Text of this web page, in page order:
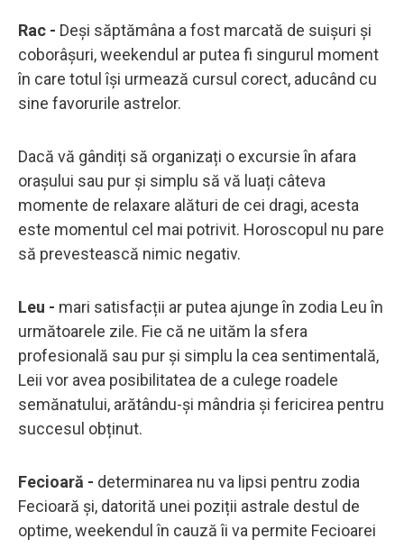
Rac - Deși săptămâna a fost marcată de suișuri și
coborâșuri, weekendul ar putea fi singurul moment
în care totul își urmează cursul corect, aducând cu
sine favorurile astrelor.
Dacă vă gândiți să organizați o excursie în afara
orașului sau pur și simplu să vă luați câteva
momente de relaxare alături de cei dragi, acesta
este momentul cel mai potrivit. Horoscopul nu pare
să prevestească nimic negativ.
Leu - mari satisfacții ar putea ajunge în zodia Leu în
următoarele zile. Fie că ne uităm la sfera
profesională sau pur și simplu la cea sentimentală,
Leii vor avea posibilitatea de a culege roadele
semănatului, arătându-și mândria și fericirea pentru
succesul obținut.
Fecioară - determinarea nu va lipsi pentru zodia
Fecioară și, datorită unei poziții astrale destul de
optime, weekendul în cauză îi va permite Fecioarei